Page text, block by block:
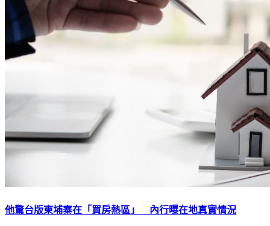
他驚台版柬埔寨在「買房熱區」 內行曝在地真實情況